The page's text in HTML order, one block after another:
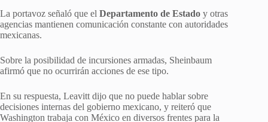
La portavoz señaló que el Departamento de Estado y otras
agencias mantienen comunicación constante con autoridades
mexicanas.
Sobre la posibilidad de incursiones armadas, Sheinbaum
afirmó que no ocurrirán acciones de ese tipo.
En su respuesta, Leavitt dijo que no puede hablar sobre
decisiones internas del gobierno mexicano, y reiteró que
Washington trabaja con México en diversos frentes para la